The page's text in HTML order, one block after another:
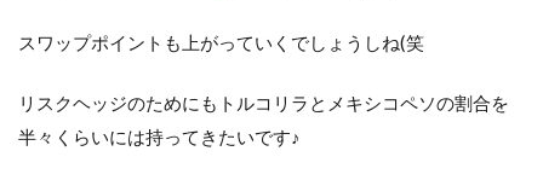
スワップポイントも上がっていくでしょうしね(笑
リスクヘッジのためにもトルコリラとメキシコペソの割合を
半々くらいには持ってきたいです♪